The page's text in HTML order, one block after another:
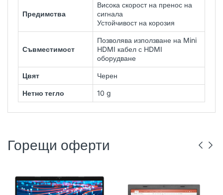
Предимства
Висока скорост на пренос на
сигнала
Устойчивост на корозия
Съвместимост
Позволява използване на Mini
HDMI кабел с HDMI
оборудване
Цвят Черен
Нетно тегло 10 g
Горещи оферти